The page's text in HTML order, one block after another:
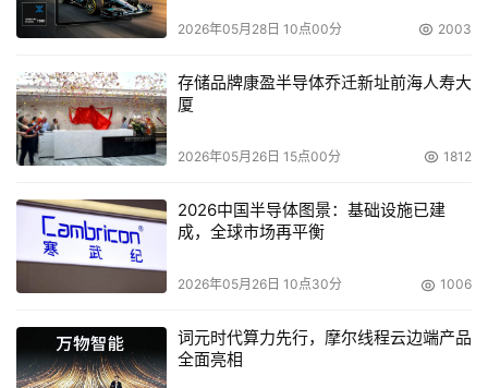
除了不断的垃圾邮件，间谍软件，恶意软件和链接的流行，
Cole说他的最头痛的安全问题不是最新的攻击，而是预先
安装在新PC上的操作系统。"我们最大的困难是我们被强迫
在桌面上安装Vista"他解释说"每次我和别人谈起Vista，它
简直就是个恶梦"。主要是因为"加强安全"的提示的数目，这
些提示在用户尝试一些可能不完全安全的操作时会询问，警
告或者建议用户。
如果Vista的安全加强导致了一个潜在的效率恶梦，
Microsoft需要多长时间来改变它?"7年前，人们说我们该怎
吗?"Michael Gavin说，他是提供安全风险评估的Security
Innovation的安全战略家。"我们的标准答案是，至少给它
2026年05月28日 10点00分 2003
存储品牌康盈半导体乔迁新址前海人寿大
厦
2026年05月26日 15点00分 1812
2026中国半导体图景：基础设施已建
成，全球市场再平衡
2026年05月26日 10点30分 1006
词元时代算力先行，摩尔线程云边端产品
全面亮相